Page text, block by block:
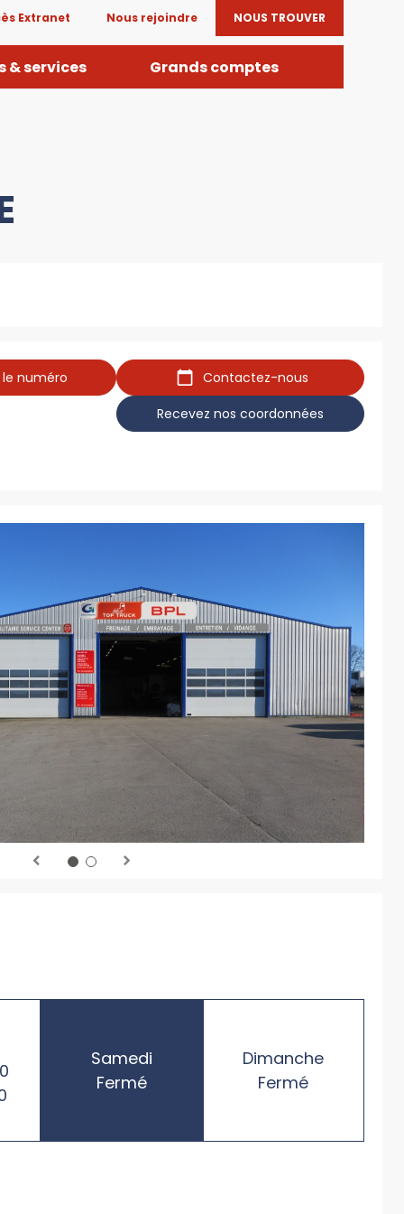
Extranet Nous rejoindre NOUS TROUVER
& services Grands comptes
numéro
Contactez-nous
Recevez nos coordonnées
Samedi
Fermé
Dimanche
Fermé